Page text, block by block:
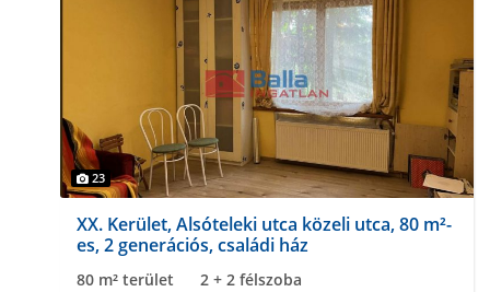
23
XX. Kerület, Alsóteleki utca közeli utca, 80 m²-
es, 2 generációs, családi ház
80 m² terület 2 + 2 félszoba